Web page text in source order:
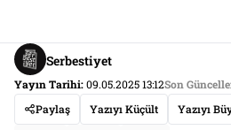
Serbestiyet
Yayın Tarihi:09.05.2025 13:12Son
Paylaş
Yazıyı Küçült Yazıyı